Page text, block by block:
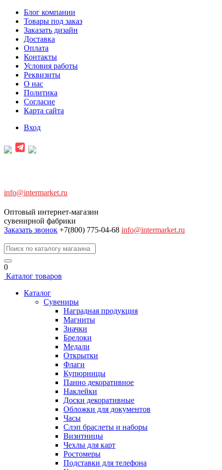
Блог компании
Товары под заказ
Заказать дизайн
Доставка
Оплата
Контакты
Условия работы
Реквизиты
О нас
Политика
Согласие
Карта сайта
Вход
info@intermarket.ru
Оптовый интернет-магазин
сувенирной фабрики
Заказать звонок +7(800) 775-04-68 info@intermarket.ru
0
Каталог товаров
Каталог
Сувениры
Наградная продукция
Магниты
Значки
Брелоки
Медали
Открытки
Флаги
Купюрницы
Панно декоративное
Наклейки
Доски декоративные
Обложки для документов
Часы
Слэп браслеты и наборы
Визитницы
Чехлы для карт
Ростомеры
Подставки для телефона